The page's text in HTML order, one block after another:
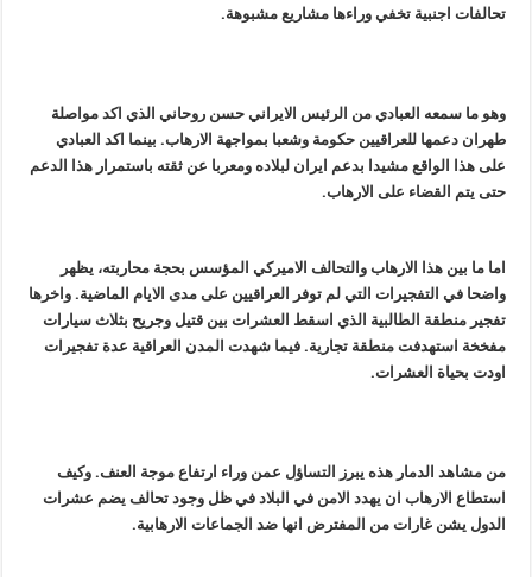
تحالفات اجنبية تخفي وراءها مشاريع مشبوهة.
وهو ما سمعه العبادي من الرئيس الايراني حسن روحاني الذي اكد مواصلة
طهران دعمها للعراقيين حكومة وشعبا بمواجهة الارهاب. بينما اكد العبادي
على هذا الواقع مشيدا بدعم ايران لبلاده ومعربا عن ثقته باستمرار هذا الدعم
حتى يتم القضاء على الارهاب.
اما ما بين هذا الارهاب والتحالف الاميركي المؤسس بحجة محاربته، يظهر
واضحا في التفجيرات التي لم توفر العراقيين على مدى الايام الماضية. واخرها
تفجير منطقة الطالبية الذي اسقط العشرات بين قتيل وجريح بثلاث سيارات
مفخخة استهدفت منطقة تجارية. فيما شهدت المدن العراقية عدة تفجيرات
اودت بحياة العشرات.
من مشاهد الدمار هذه يبرز التساؤل عمن وراء ارتفاع موجة العنف. وكيف
استطاع الارهاب ان يهدد الامن في البلاد في ظل وجود تحالف يضم عشرات
الدول يشن غارات من المفترض انها ضد الجماعات الارهابية.